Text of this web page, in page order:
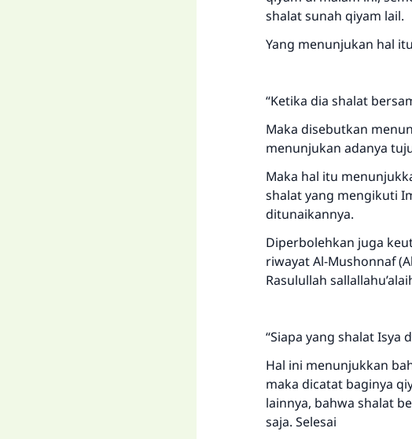
shalat sunah qiyam lail.
Yang menunjukan hal
“Ketika dia shalat
Maka disebutkan
menunjukan adanya
Maka hal itu
shalat yang mengikuti
ditunaikannya.
Diperbolehkan juga
riwayat Al-Mushonnaf
Rasulullah
“Siapa yang shalat Isya
Hal ini menunjukkan
maka dicatat baginya
lainnya, bahwa shalat
saja. Selesai